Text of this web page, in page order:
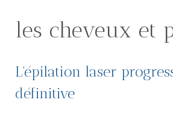
les cheveux et
L'épilation laser
définitive